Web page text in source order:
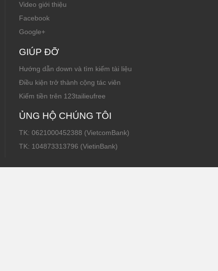
Video giới thiệu
Facebook
Google+
GIÚP ĐỠ
Hướng dẫn down và tìm kiếm tài liệu
Điều kiện trở thành cộng tác viên
Kiếm tiền trên 123tailieufree
ỦNG HỘ CHÚNG TÔI
TK: 0621000452388 (VietcomBank)
TK: 104873313796 (VietinBank)